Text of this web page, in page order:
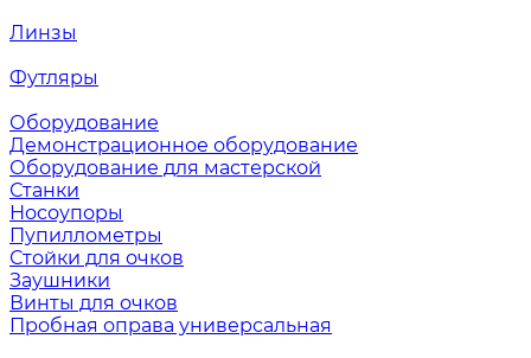
Линзы
Футляры
Оборудование
Демонстрационное оборудование
Оборудование для мастерской
Станки
Носоупоры
Пупиллометры
Стойки для очков
Заушники
Винты для очков
Пробная оправа универсальная